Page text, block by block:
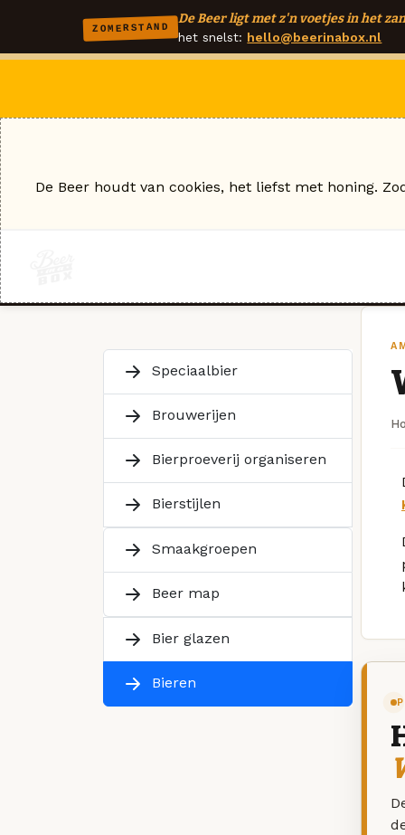
ZOMERSTAND
De Beer ligt met z'n voetjes in het
het snelst: hello@beerinabox.nl
Speciaalbier
Brouwerijen
Bierproeverij organiseren
Bierstijlen
Smaakgroepen
Beer map
Bier glazen
Bieren
De Beer houdt van cookies, het liefst met honing.